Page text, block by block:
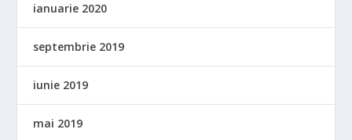
ianuarie 2020
septembrie 2019
iunie 2019
mai 2019